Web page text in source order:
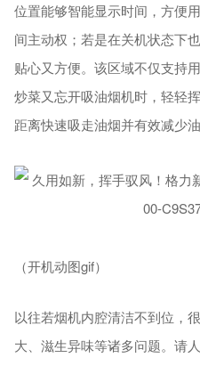
位置能够智能显示时间，方便
间主动权；若是在关机状态下
贴心又方便。该区域不仅支持
炒菜又忘开吸油烟机时，轻轻
距离快速吸走油烟并有效减少油
（开机动图gif）
以往若烟机内腔清洁不到位，
大、滋生异味等诸多问题。请